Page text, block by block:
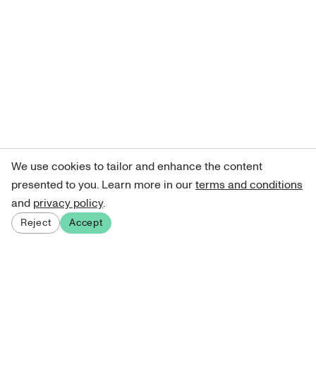
We use cookies to tailor and enhance the content
presented to you. Learn more in ourterms and conditions
and privacy policy.
Reject Accept